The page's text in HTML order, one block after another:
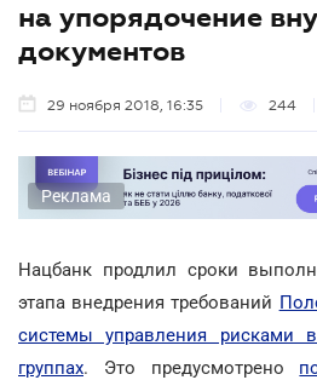
на упорядочение
документов
29 ноября 2018, 16:35 244
Реклама
Нацбанк продлил сроки
этапа внедрения требований
системы управления рисками
группах. Это предусмотрено